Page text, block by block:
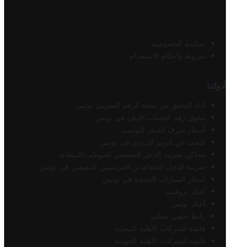
سياسة الخصوصية
شروط وأحكام الاستخدام
أدواتنا
أداة التحقق من صحة الرقم الضريبي تونس
محول رقم الحساب الآيبان في تونس
أسعار صرف الدينار التونسي
البحث عن الرمز البريدي في تونس
محاكي ضريبة الدخل الشخصي للموظف/المتقاعد
ضريبة الدخل للمتقاعدين الفرنسيين المقيمين في تونس
أسعار السيارات الجديدة في تونس
أخبار تروفيت
أخبار تونس
رابط خلفي مجاني
قائمة الشركات الأهلية المحلية
قائمة الشركات الأهلية الجهوية